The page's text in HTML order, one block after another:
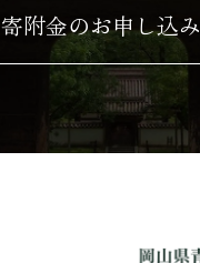
寄附金のお申し込み